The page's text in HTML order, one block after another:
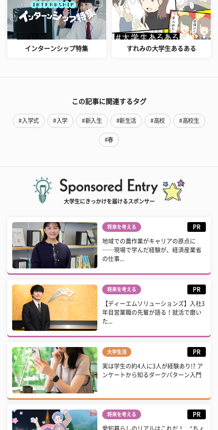
インターンシップ特集 すれみの大学生あるある
この記事に関連するタグ
#入学式 #入学 #新入生 #新生活 #高校 #高校生
#春
大学生にきっかけを届けるスポンサー
将来を考える PR
地域での農作業がキャリアの原点に
──現場で学んだ経験が、経済産業省
の仕事...
将来を考える PR
【ディーエムソリューションズ】入社3
年目営業職の先輩が語る！就活で磨い
た...
大学生活 PR
実は学生の約4人に3人が経験あり!? ア
ンケートから知るダークパターン入門
将来を考える PR
愛知暮らしのリアルはこれだ！ “ちょ